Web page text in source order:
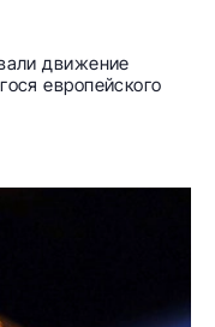
движение
европейского